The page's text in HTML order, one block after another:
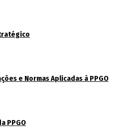
e Normas Aplicadas à PPGO
PPGO